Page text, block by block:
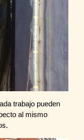
trabajo pueden
al mismo